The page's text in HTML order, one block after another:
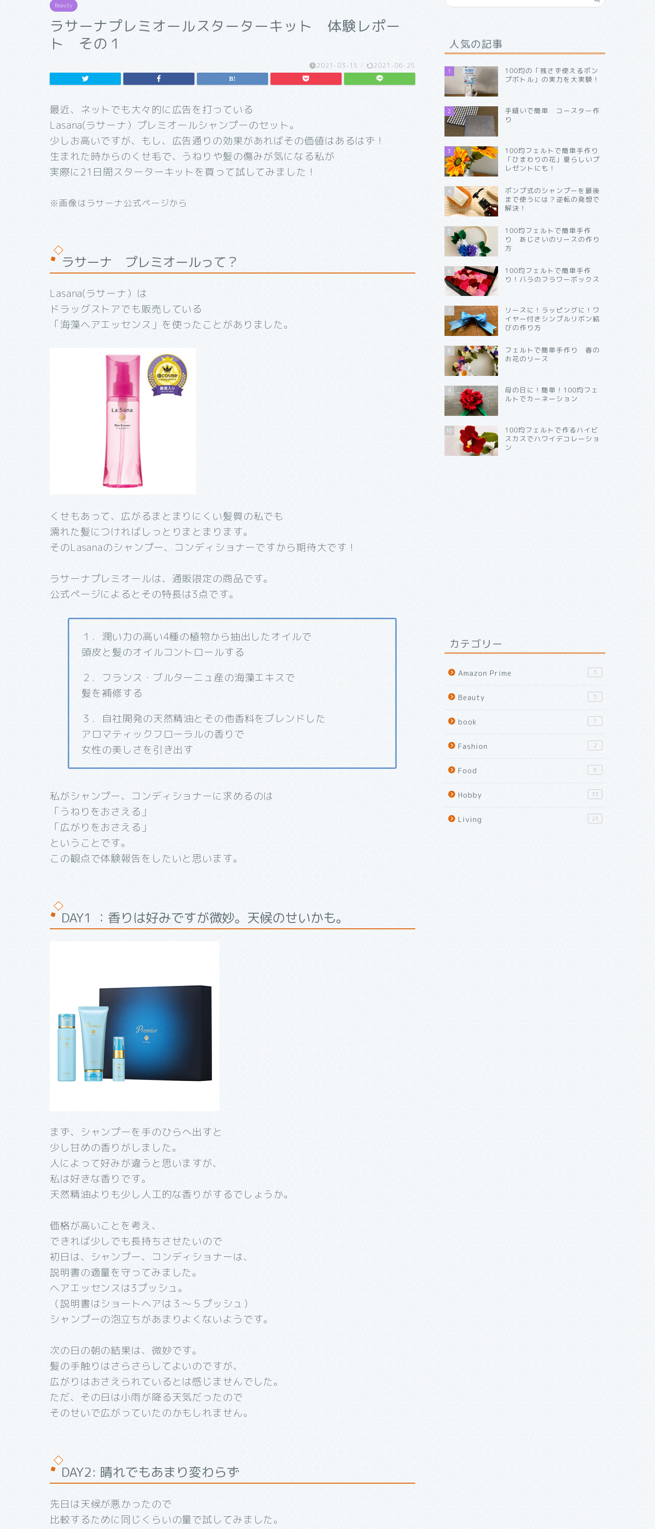
Beauty
ラサーナプレミオールスターターキット 体験レポー
ト その１
2021-03-15 / 2021-06-25
最近、ネットでも大々的に広告を打っている
Lasana(ラサーナ）プレミオールシャンプーのセット。
少しお高いですが、もし、広告通りの効果があればその価値はあるはず！
生まれた時からのくせ毛で、うねりや髪の傷みが気になる私が
実際に21日間スターターキットを買って試してみました！
※画像はラサーナ公式ページから
ラサーナ プレミオールって？
Lasana(ラサーナ）は
ドラッグストアでも販売している
「海藻ヘアエッセンス」を使ったことがありました。
くせもあって、広がるまとまりにくい髪質の私でも
濡れた髪につければしっとりまとまります。
そのLasanaのシャンプー、コンディショナーですから期待大です！
ラサーナプレミオールは、通販限定の商品です。
公式ページによるとその特長は3点です。
１．潤い力の高い4種の植物から抽出したオイルで
頭皮と髪のオイルコントロールする
２．フランス・ブルターニュ産の海藻エキスで
髪を補修する
３．自社開発の天然精油とその他香料をブレンドした
アロマティックフローラルの香りで
女性の美しさを引き出す
私がシャンプー、コンディショナーに求めるのは
「うねりをおさえる」
「広がりをおさえる」
ということです。
この観点で体験報告をしたいと思います。
DAY1 ：香りは好みですが微妙。天候のせいかも。
まず、シャンプーを手のひらへ出すと
少し甘めの香りがしました。
人によって好みが違うと思いますが、
私は好きな香りです。
天然精油よりも少し人工的な香りがするでしょうか。
価格が高いことを考え、
できれば少しでも長持ちさせたいので
初日は、シャンプー、コンディショナーは、
説明書の適量を守ってみました。
ヘアエッセンスは3プッシュ。
（説明書はショートヘアは３～５プッシュ）
シャンプーの泡立ちがあまりよくないようです。
次の日の朝の結果は、微妙です。
髪の手触りはさらさらしてよいのですが、
広がりはおさえられているとは感じませんでした。
ただ、その日は小雨が降る天気だったので
そのせいで広がっていたのかもしれません。
DAY2: 晴れでもあまり変わらず
先日は天候が悪かったので
比較するために同じくらいの量で試してみました。
人気の記事
1
100均の「残さず使えるポン
プボトル」の実力を大実験！
2
手縫いで簡単 コースター作
り
3
100均フェルトで簡単手作り
「ひまわりの花」夏らしいプ
レゼントにも！
4
ポンプ式のシャンプーを最後
まで使うには？逆転の発想で
解決！
5
100均フェルトで簡単手作
り あじさいのリースの作り
方
6
100均フェルトで簡単手作
り！バラのフラワーボックス
7
リースに！ラッピングに！ワ
イヤー付きシンプルリボン結
びの作り方
8
フェルトで簡単手作り 春の
お花のリース
9
母の日に！簡単！100均フェ
ルトでカーネーション
10
100均フェルトで作るハイビ
スカスでハワイデコレーショ
ン
カテゴリー
Amazon Prime 5
Beauty 5
book 1
Fashion 2
Food 6
Hobby 33
Living 23